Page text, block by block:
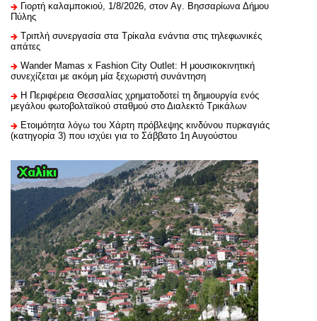
Γιορτή καλαμποκιού, 1/8/2026, στον Αγ. Βησσαρίωνα Δήμου
Πύλης
Τριπλή συνεργασία στα Τρίκαλα ενάντια στις τηλεφωνικές
απάτες
Wander Mamas x Fashion City Outlet: Η μουσικοκινητική
συνεχίζεται με ακόμη μία ξεχωριστή συνάντηση
H Περιφέρεια Θεσσαλίας χρηματοδοτεί τη δημιουργία ενός
μεγάλου φωτοβολταϊκού σταθμού στο Διαλεκτό Τρικάλων
Ετοιμότητα λόγω του Χάρτη πρόβλεψης κινδύνου πυρκαγιάς
(κατηγορία 3) που ισχύει για το Σάββατο 1η Αυγούστου